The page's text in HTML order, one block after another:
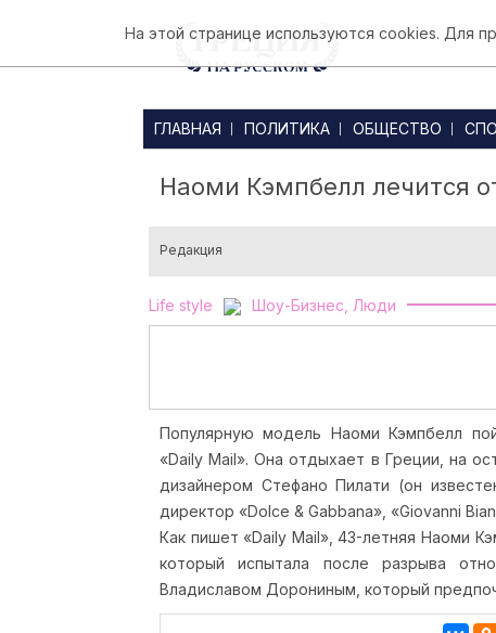
ГЛАВНАЯ ПОЛИТИКА ОБЩЕСТВО
Наоми Кэмпбелл лечится
Редакция
Life style Шоу-Бизнес, Люди
Популярную модель Наоми Кэмпбелл
«Daily Mail».Она отдыхает в Греции, на
дизайнером Стефано Пилати (он
директор «Dolce & Gabbana», «Giovanni
Как пишет «Daily Mail», 43-летняя Наоми
который испытала после разрыва
Владиславом Дорониным, который
На этой странице используются cookies. Для